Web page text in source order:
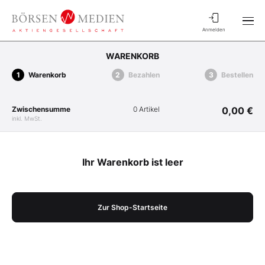
Anmelden
WARENKORB
Warenkorb Bezahlen Bestellen
Zwischensumme
inkl. MwSt.
0 Artikel 0,00 €
Ihr Warenkorb ist leer
Zur Shop-Startseite